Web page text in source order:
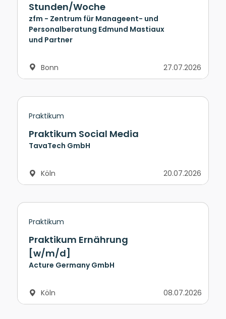
Stunden/Woche
zfm - Zentrum für Manageent- und
Personalberatung Edmund Mastiaux
und Partner
Bonn 27.07.2026
Praktikum
Praktikum Social Media
TavaTech GmbH
Köln 20.07.2026
Praktikum
Praktikum Ernährung
[w/m/d]
Acture Germany GmbH
Köln 08.07.2026